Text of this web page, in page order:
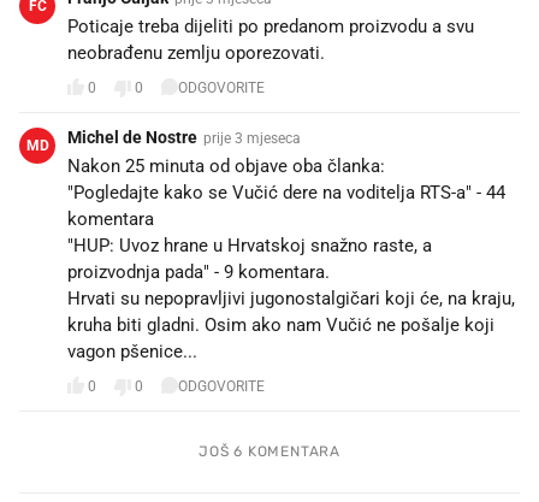
FC
Poticaje treba dijeliti po predanom proizvodu a svu
neobrađenu zemlju oporezovati.
0 0 ODGOVORITE
MD Michel de Nostre prije 3 mjeseca
Nakon 25 minuta od objave oba članka:
"Pogledajte kako se Vučić dere na voditelja RTS-a" - 44
komentara
"HUP: Uvoz hrane u Hrvatskoj snažno raste, a
proizvodnja pada" - 9 komentara.
Hrvati su nepopravljivi jugonostalgičari koji će, na kraju,
kruha biti gladni. Osim ako nam Vučić ne pošalje koji
vagon pšenice... 🤡
0 0 ODGOVORITE
JOŠ 6 KOMENTARA